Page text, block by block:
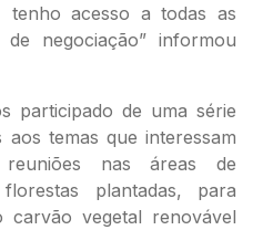
tenho acesso a todas as
negociação” informou
participado de uma série
temas que interessam
nas áreas de
plantadas, para
vegetal renovável